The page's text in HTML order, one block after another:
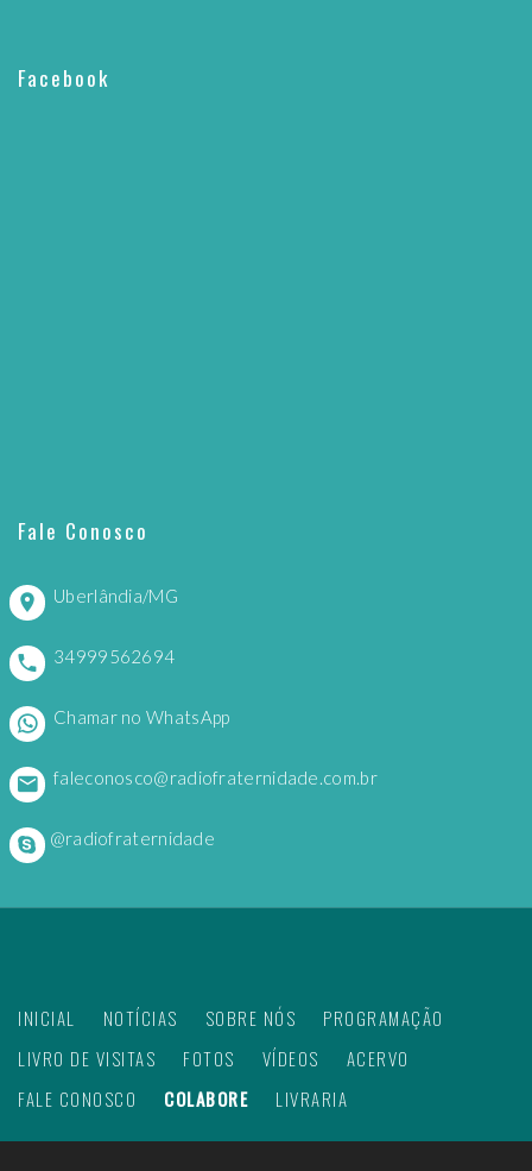
Facebook
Fale Conosco
Uberlândia/MG
34999562694
Chamar no WhatsApp
faleconosco@radiofraternidade.com.br
@radiofraternidade
INICIAL NOTÍCIAS SOBRE NÓS
PROGRAMAÇÃO
LIVRO DE VISITAS
FOTOS VÍDEOS
ACERVO
FALE CONOSCO
COLABORE LIVRARIA